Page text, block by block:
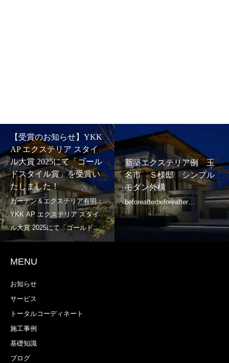
【受賞のお知らせ】YKK
AP エクステリア スタイ
ル大賞 2025にて「ゴール
ドスタイル賞」を受賞い
たしました！
新築エクステリア例 玉
名市 Ｓ様邸 シンプル
モダン外構
MENU
お知らせ
サービス
トータルコーディネート
施工事例
基礎知識
ブログ